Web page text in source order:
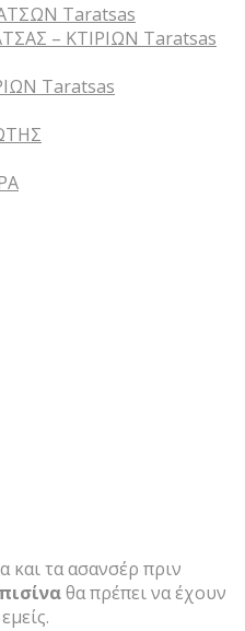
Taratsas
– ΚΤΙΡΙΩΝ Taratsas
Taratsas
και τα ασανσέρ πριν
πισίναθα πρέπει να έχουν